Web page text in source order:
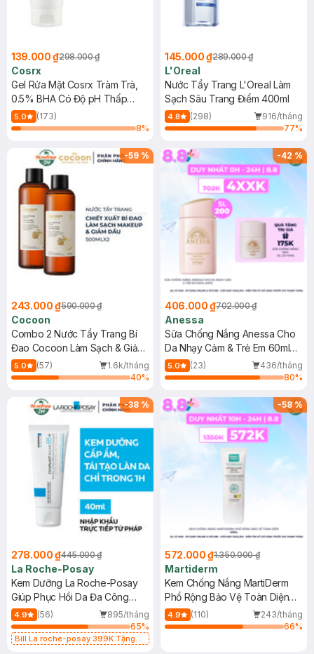
139.000 ₫298.000 ₫
Cosrx
Gel Rửa Mặt Cosrx Tràm Trà,
0.5% BHA Có Độ pH Thấp
150ml
5.0
(173)
8%
145.000 ₫289.000 ₫
L'Oreal
Nước Tẩy Trang L'Oreal Làm
Sạch Sâu Trang Điểm 400ml
4.8 (298)
916/tháng
77%
-59 %
243.000 ₫590.000 ₫
Cocoon
Combo 2 Nước Tẩy Trang Bí
Đao Cocoon Làm Sạch & Giảm
Dầu 500ml
5.0 (57)
1.6k/tháng
40%
-42%
406.000 ₫702.000 ₫
Anessa
Sữa Chống Nắng Anessa Cho
Da Nhạy Cảm & Trẻ Em 60ml
(Mới)
5.0 (23)
436/tháng
80%
-38 %
278.000 ₫445.000 ₫
La Roche-Posay
Kem Dưỡng La Roche-Posay
Giúp Phục Hồi Da Đa Công
Dụng 40ml
4.9 (56)
895/tháng
65%
Bill La roche-posay 399K Tặng
-58%
572.000 ₫1.350.000 ₫
Martiderm
Kem Chống Nắng MartiDerm
Phổ Rộng Bảo Vệ Toàn Diện
40ml
4.9 (110)
243/tháng
66%